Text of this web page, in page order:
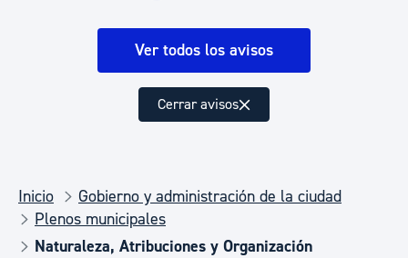
Ver todos los avisos
Cerrar avisos
Inicio
Gobierno y administración de la ciudad
Plenos municipales
Naturaleza, Atribuciones y Organización